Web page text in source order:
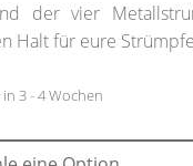
der vier
Halt für eure
3 - 4 Wochen